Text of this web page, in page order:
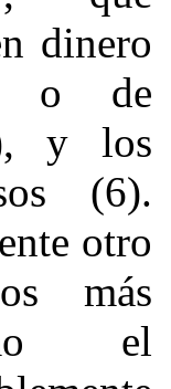
dinero
o de
y los
(6).
otro
más
el